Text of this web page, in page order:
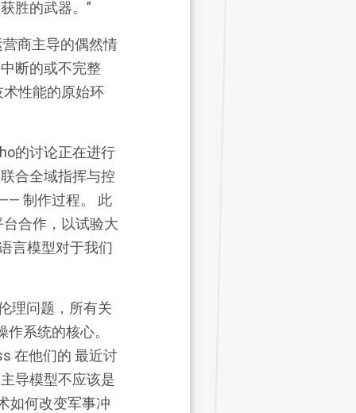
胜的武器。”
商主导的偶然情
断的或不完整
性能的原始环
的讨论正在进行
联合全域指挥与控
制作过程。 此
合作，以试验大
言模型对于我们
理问题，所有关
系统的核心。
在他们的 最近讨
导模型不应该是
如何改变军事冲